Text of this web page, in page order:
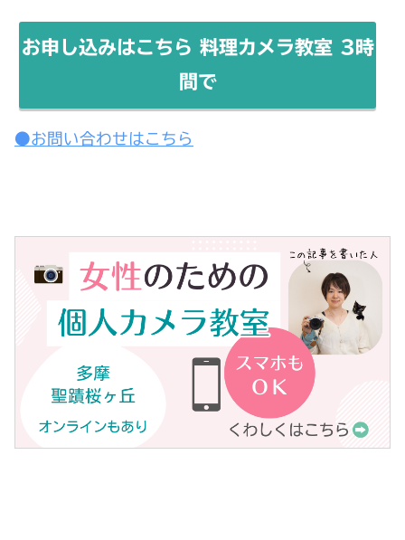
お申し込みはこちら 料理カメラ教室 3時
間で
●お問い合わせはこちら